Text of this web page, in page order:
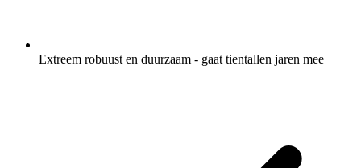
Extreem robuust en duurzaam - gaat tientallen jaren mee